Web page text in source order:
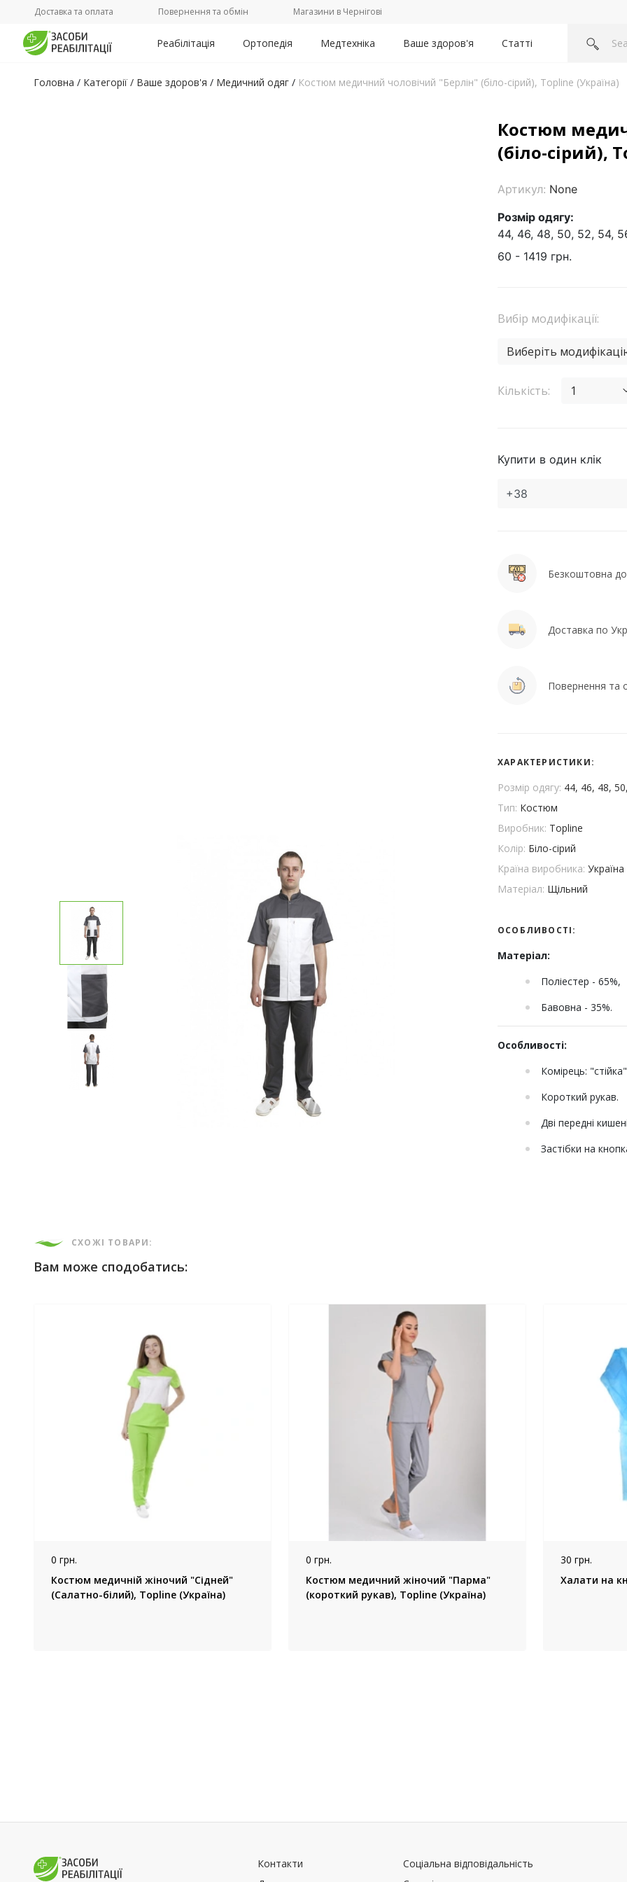
Доставка та оплата Повернення та обмін Магазини в Чернігові
Реабілітація Ортопедія Медтехніка Ваше здоров'я Статті
Головна / Категорії / Ваше здоров'я / Медичний одяг / Костюм медичний чоловічий "Берлін" (біло-сірий), Topline (Україна)
Костюм
(біло-сірий),
Артикул: None
Розмір одягу:
44, 46, 48, 50, 52, 54,
60 - 1419 грн.
Вибір модифікації:
Виберіть
Кількість: 1
Купити в один клік
Безкоштовна
Доставка по
Повернення та
ХАРАКТЕРИСТИКИ:
Розмір одягу: 44, 46, 48,
Тип: Костюм
Виробник: Topline
Колір: Біло-сірий
Країна виробника: Україна
Матеріал: Щільний
ОСОБЛИВОСТІ:
Матеріал:
Поліестер - 65%,
Бавовна - 35%.
Особливості:
Комірець:
Короткий рукав.
Дві передні
Застібки на
СХОЖІ ТОВАРИ:
Вам може сподобатись:
0 грн.
Костюм медичній жіночий "Сідней"
(Салатно-білий), Topline (Україна)
0 грн.
Костюм медичний жіночий "Парма"
(короткий рукав), Topline (Україна)
30 грн.
Халати на
Контакти
Соціальна відповідальність